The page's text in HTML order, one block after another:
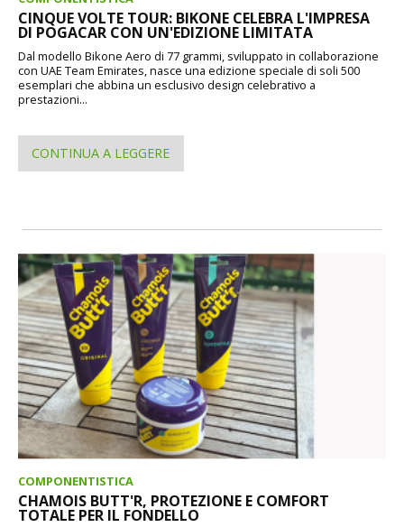
CINQUE VOLTE TOUR: BIKONE CELEBRA L'IMPRESA
DI POGACAR CON UN'EDIZIONE LIMITATA
Dal modello Bikone Aero di 77 grammi, sviluppato in collaborazione
con UAE Team Emirates, nasce una edizione speciale di soli 500
esemplari che abbina un esclusivo design celebrativo a
prestazioni...
CONTINUA A LEGGERE
COMPONENTISTICA
CHAMOIS BUTT'R, PROTEZIONE E COMFORT
TOTALE PER IL FONDELLO